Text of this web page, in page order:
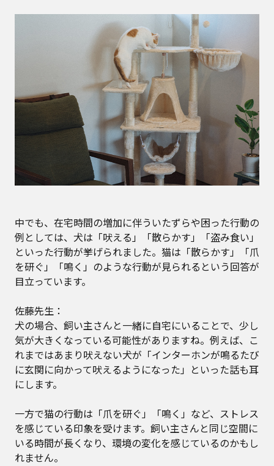
中でも、在宅時間の増加に伴ういたずらや困った行動の
例としては、犬は「吠える」「散らかす」「盗み食い」
といった行動が挙げられました。猫は「散らかす」「爪
を研ぐ」「鳴く」のような行動が見られるという回答が
目立っています。
佐藤先生：
犬の場合、飼い主さんと一緒に自宅にいることで、少し
気が大きくなっている可能性がありますね。例えば、こ
れまではあまり吠えない犬が「インターホンが鳴るたび
に玄関に向かって吠えるようになった」といった話も耳
にします。
一方で猫の行動は「爪を研ぐ」「鳴く」など、ストレス
を感じている印象を受けます。飼い主さんと同じ空間に
いる時間が長くなり、環境の変化を感じているのかもし
れません。